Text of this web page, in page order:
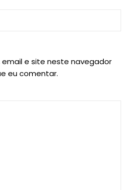
e site neste navegador
eu comentar.